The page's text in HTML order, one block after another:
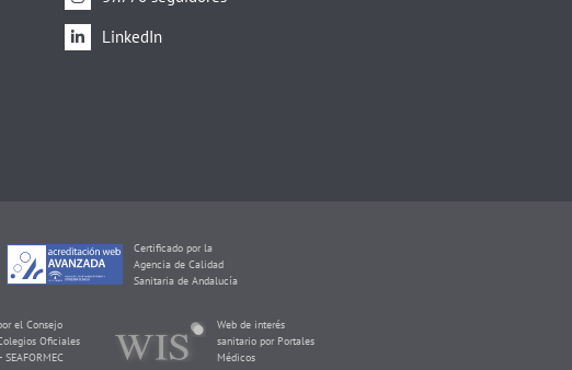
LinkedIn
Certificado por la
Agencia de Calidad
Sanitaria de Andalucía
el Consejo
Oficiales
Web de interés
sanitario por Portales
Médicos